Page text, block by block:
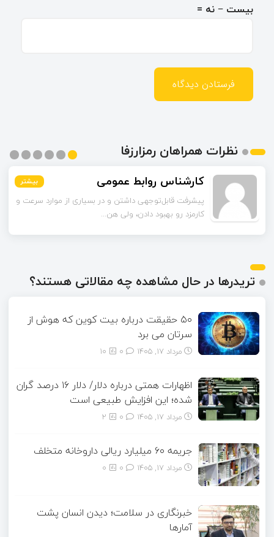
بیست − نه =
نظرات همراهان رمزارزفا
کارشناس روابط عمومی بیشتر
پیشرفت قابل‌توجهی داشتن و در بسیاری از موارد سرعت و
کارمزد رو بهبود دادن، ولی هن...
محمدی بیشتر
راهکارهای لایه دوم رو به‌عنوان راه‌حل گفتین. این شبکه‌ها
چقدر تونستن مشکل مقیاس‌...
بیشتر
بیشتر
بیشتر
بیشتر
تریدرها در حال مشاهده چه مقالاتی هستند؟
۵۰ حقیقت درباره بیت کوین که هوش از
سرتان می برد
مرداد ۱۷, ۱۴۰۵ 10
اظهارات همتی درباره دلار/ دلار ۱۶ درصد گران
شده؛ این افزایش طبیعی است
مرداد ۱۷, ۱۴۰۵ 2
جریمه ۶۰ میلیارد ریالی داروخانه متخلف
مرداد ۱۷, ۱۴۰۵ 0
خبرنگاری در سلامت؛ دیدن انسان پشت
آمارها